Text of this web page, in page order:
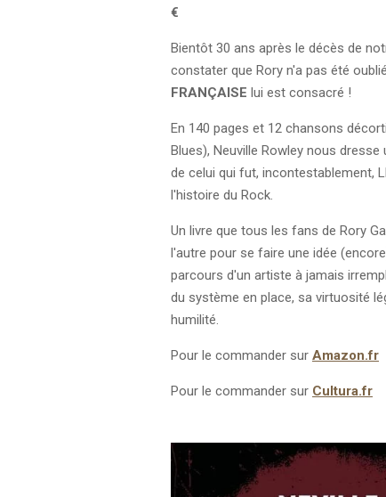
€
Bientôt 30 ans après le décès de
constater que Rory n'a pas été
FRANÇAISE lui est consacré !
En 140 pages et 12 chansons
Blues), Neuville Rowley nous dresse
de celui qui fut, incontestablement,
l'histoire du Rock.
Un livre que tous les fans de Rory
l'autre pour se faire une idée
parcours d'un artiste à jamais
du système en place, sa virtuosité
humilité.
Pour le commander sur Amazon.fr
Pour le commander sur Cultura.fr